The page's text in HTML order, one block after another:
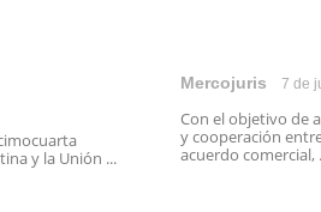
y la Unión ...
Mercojuris 7 de
Con el objetivo de
y cooperación
acuerdo comercial,